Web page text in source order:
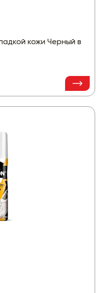
кожи Черный в